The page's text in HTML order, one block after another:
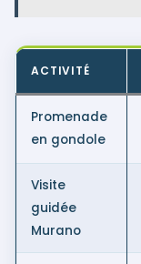
ACTIVITÉ
Promenade
en gondole
Visite
guidée
Murano